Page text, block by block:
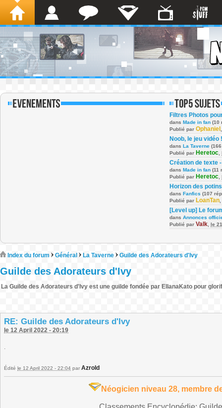
Filtres Photos
dans Made in fan (10
Publié par Ophaniel
Noob, le jeu vidéo !
dans La Taverne
Publié par Heretoc
Création de texte
dans Made in fan (11
Publié par Heretoc
Horizon des potins
dans Fanfics (107
Publié par LoanTan
[Level up] Le
dans Annonces
Publié par Valk le
Index du forum Général La Taverne Guilde des Adorateurs d'Ivy
Guilde des Adorateurs d'Ivy
La Guilde des Adorateurs d'Ivy est une guilde fondée par EllanaKato pour
RE: Guilde des Adorateurs d'Ivy
le 12 April 2022 - 20:19
.
Édité le 12 April 2022 - 22:04 par Azrold
Néogicien niveau 28, membre